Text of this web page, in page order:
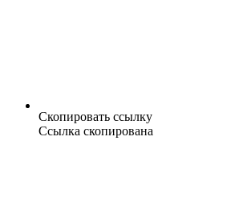
Скопировать ссылку
Ссылка скопирована